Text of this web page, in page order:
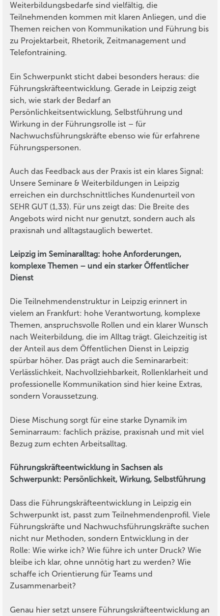
Weiterbildungsbedarfe sind vielfältig, die
Teilnehmenden kommen mit klaren Anliegen, und die
Themen reichen von Kommunikation und Führung bis
zu Projektarbeit, Rhetorik, Zeitmanagement und
Telefontraining.
Ein Schwerpunkt sticht dabei besonders heraus: die
Führungskräfteentwicklung. Gerade in Leipzig zeigt
sich, wie stark der Bedarf an
Persönlichkeitsentwicklung, Selbstführung und
Wirkung in der Führungsrolle ist – für
Nachwuchsführungskräfte ebenso wie für erfahrene
Führungspersonen.
Auch das Feedback aus der Praxis ist ein klares Signal:
Unsere Seminare & Weiterbildungen in Leipzig
erreichen ein durchschnittliches Kundenurteil von
SEHR GUT (1,33). Für uns zeigt das: Die Breite des
Angebots wird nicht nur genutzt, sondern auch als
praxisnah und alltagstauglich bewertet.
Leipzig im Seminaralltag: hohe Anforderungen,
komplexe Themen – und ein starker Öffentlicher
Dienst
Die Teilnehmendenstruktur in Leipzig erinnert in
vielem an Frankfurt: hohe Verantwortung, komplexe
Themen, anspruchsvolle Rollen und ein klarer Wunsch
nach Weiterbildung, die im Alltag trägt. Gleichzeitig ist
der Anteil aus dem Öffentlichen Dienst in Leipzig
spürbar höher. Das prägt auch die Seminararbeit:
Verlässlichkeit, Nachvollziehbarkeit, Rollenklarheit und
professionelle Kommunikation sind hier keine Extras,
sondern Voraussetzung.
Diese Mischung sorgt für eine starke Dynamik im
Seminarraum: fachlich präzise, praxisnah und mit viel
Bezug zum echten Arbeitsalltag.
Führungskräfteentwicklung in Sachsen als
Schwerpunkt: Persönlichkeit, Wirkung, Selbstführung
Dass die Führungskräfteentwicklung in Leipzig ein
Schwerpunkt ist, passt zum Teilnehmendenprofil. Viele
Führungskräfte und Nachwuchsführungskräfte suchen
nicht nur Methoden, sondern Entwicklung in der
Rolle: Wie wirke ich? Wie führe ich unter Druck? Wie
bleibe ich klar, ohne unnötig hart zu werden? Wie
schaffe ich Orientierung für Teams und
Zusammenarbeit?
Genau hier setzt unsere Führungskräfteentwicklung an